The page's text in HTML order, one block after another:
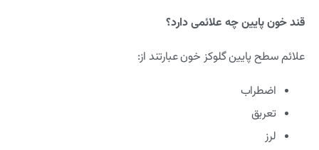
قند خون پایین چه علائمی دارد؟
علائم سطح پایین گلوکز خون عبارتند از:
اضطراب
تعریق
لرز